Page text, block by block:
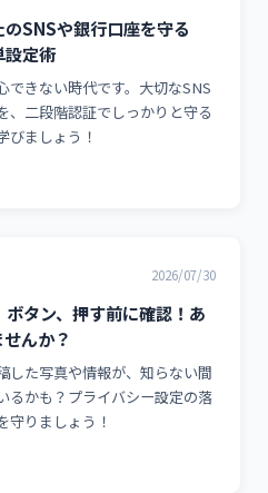
のSNSや銀行口座を守る
設定術
できない時代です。大切なSNS
、二段階認証でしっかりと守る
びましょう！
2026/07/30
ボタン、押す前に確認！あ
んか？
した写真や情報が、知らない間
るかも？プライバシー設定の落
守りましょう！